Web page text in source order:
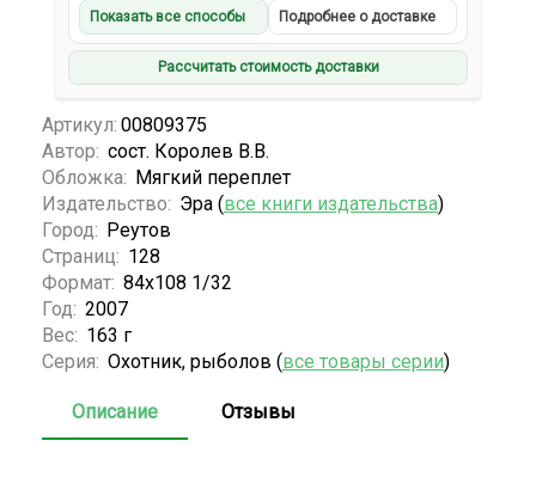
Показать все способы Подробнее о доставке
Рассчитать стоимость доставки
Артикул: 00809375
Автор: сост. Королев В.В.
Обложка: Мягкий переплет
Издательство: Эра (все книги издательства)
Город: Реутов
Страниц: 128
Формат: 84х108 1/32
Год: 2007
Вес: 163 г
Серия: Охотник, рыболов (все товары серии)
Описание Отзывы